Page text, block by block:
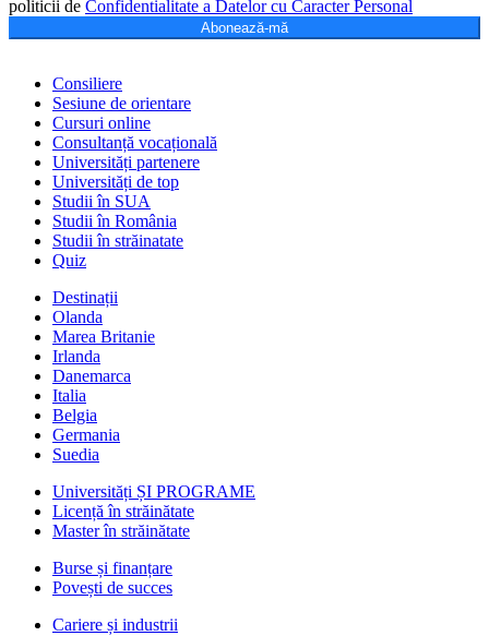
politicii de Confidentialitate a Datelor cu Caracter Personal
Abonează-mă
Consiliere
Sesiune de orientare
Cursuri online
Consultanță vocațională
Universități partenere
Universități de top
Studii în SUA
Studii în România
Studii în străinatate
Quiz
Destinații
Olanda
Marea Britanie
Irlanda
Danemarca
Italia
Belgia
Germania
Suedia
Universități ȘI PROGRAME
Licență în străinătate
Master în străinătate
Burse și finanțare
Povești de succes
Cariere și industrii